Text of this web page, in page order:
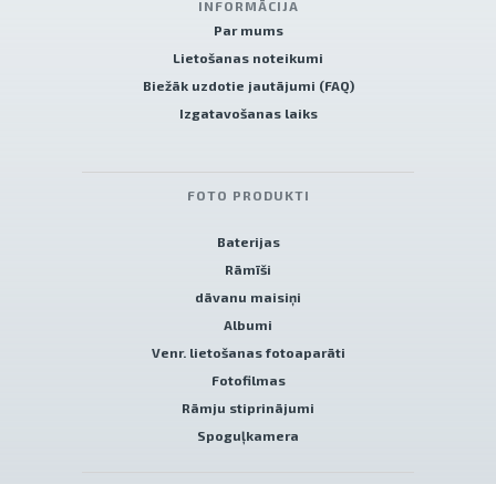
INFORMĀCIJA
Par mums
Lietošanas noteikumi
Biežāk uzdotie jautājumi (FAQ)
Izgatavošanas laiks
FOTO PRODUKTI
Baterijas
Rāmīši
dāvanu maisiņi
Albumi
Venr. lietošanas fotoaparāti
Fotofilmas
Rāmju stiprinājumi
Spoguļkamera